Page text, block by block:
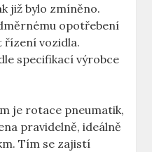
⁢již bylo zmíněno.
opotřebení
řízení vozidla.
​specifikací​ výrobce⁢
je rotace‌ pneumatik,
pravidelně, ideálně
Tím se zajistí